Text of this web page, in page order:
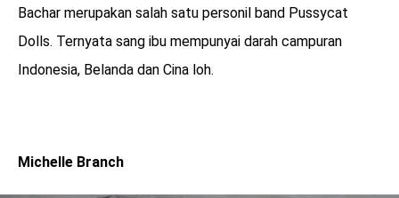
Bachar merupakan salah satu personil band Pussycat
Dolls. Ternyata sang ibu mempunyai darah campuran
Indonesia, Belanda dan Cina loh.
Michelle Branch